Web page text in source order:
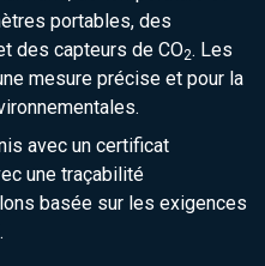
portables, des
des capteurs de CO2. Les
mesure précise et pour la
avec un certificat
une traçabilité
basée sur les exigences